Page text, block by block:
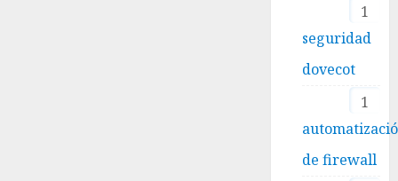
1
seguridad
dovecot
1
de firewall